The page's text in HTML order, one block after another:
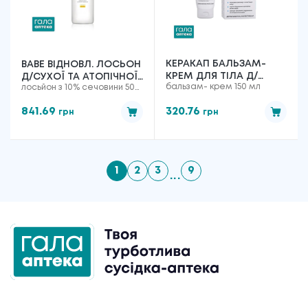
BABE ВІДНОВЛ. ЛОСЬОН
Д/СУХОЇ ТА АТОПІЧНОЇ
ШКІРИ З 10% СЕЧОВИНИ
лосьйон з 10% сечовини 500
841.69 грн
КЕРАКАП БАЛЬЗАМ-
КРЕМ ДЛЯ ТІЛА Д/
СУХОЇ ТА ЗАГРУБІЛОЇ
НАШАРУВАННЯМ ТА
бальзам- крем 150 мл
320.76 грн
1 2 3
...
9